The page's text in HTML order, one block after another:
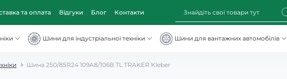
та оплата Відгуки Блог Контакти
Шини для індустріальної техніки
Шини для вантажних автомобілів
Шина 250/85R24 109A8/106B TL TRAKER Kleber